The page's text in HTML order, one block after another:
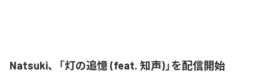
Natsuki、「灯の追憶 (feat. 知声)」を配信開始